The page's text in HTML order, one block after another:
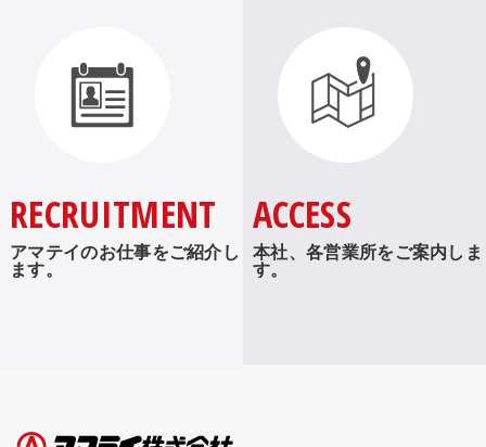
RECRUITMENT
アマテイのお仕事をご紹介し
ます。
ACCESS
本社、各営業所をご案内しま
す。